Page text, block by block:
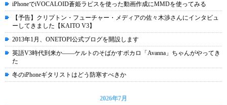
iPhoneでiVOCALOID蒼姫ラピスを使った動画作成にMMDを使ってみる
【予告】クリプトン・フューチャー・メディアの佐々木渉さんにインタビュ
ーしてきました【KAITO V3】
2013年1月、ONETOPI公式ブログを開設します
英語V3時代到来か――ケルトのそばかすボカロ「Avanna」ちゃんがやってき
た
冬のiPhoneギタリストはどう防寒すべきか
2026年7月